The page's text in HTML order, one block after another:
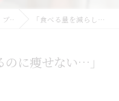
ブログ 「食べる量を減らしてるのに痩せない…」
のに痩せない…」